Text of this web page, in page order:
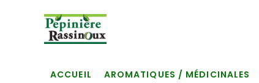
ACCUEIL AROMATIQUES / MÉDICINALES